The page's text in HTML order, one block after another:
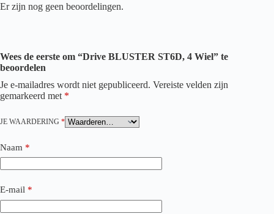
Er zijn nog geen beoordelingen.
Wees de eerste om “Drive BLUSTER ST6D, 4 Wiel” te
beoordelen
Je e-mailadres wordt niet gepubliceerd. Vereiste velden zijn
gemarkeerd met *
JE WAARDERING *
Naam *
E-mail *